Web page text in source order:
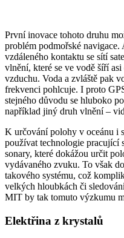
První inovace tohoto druhu
problém podmořské
vzdáleného kontaktu se sítí
vlnění, které se ve vodě šíří
vzduchu. Voda a zvláště pak
frekvenci pohlcuje. I proto
stejného důvodu se hluboko
například jiný druh vlnění –
K určování polohy v oceánu i
používat technologie pracující
sonary, které dokážou určit
vydávaného zvuku. To však
takového systému, což
velkých hloubkách či
MIT by tak tomuto výzkumu
Elektřina z krystalů